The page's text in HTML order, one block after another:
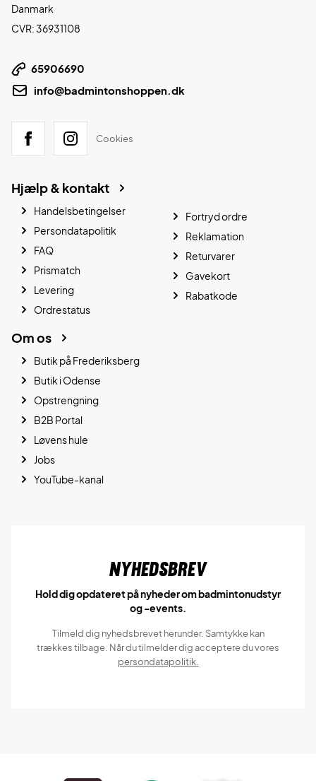
Danmark
CVR: 36931108
65906690
info@badmintonshoppen.dk
Cookies
Hjælp & kontakt
Handelsbetingelser
Persondatapolitik
FAQ
Prismatch
Levering
Ordrestatus
Fortryd ordre
Reklamation
Returvarer
Gavekort
Rabatkode
Om os
Butik på Frederiksberg
Butik i Odense
Opstrengning
B2B Portal
Løvens hule
Jobs
YouTube-kanal
Nyhedsbrev
Hold dig opdateret på nyheder om badmintonudstyr
og -events.
Tilmeld dig nyhedsbrevet herunder. Samtykke kan
trækkes tilbage. Når du tilmelder dig acceptere du vores
persondatapolitik.